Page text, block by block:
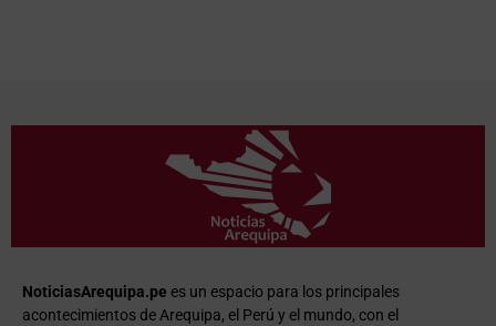
NoticiasArequipa.pe es un espacio para los principales
acontecimientos de Arequipa, el Perú y el mundo, con el